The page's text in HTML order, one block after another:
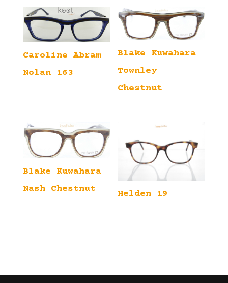
Caroline Abram
Nolan 163
Blake Kuwahara
Townley
Chestnut
Blake Kuwahara
Nash Chestnut
Helden 19